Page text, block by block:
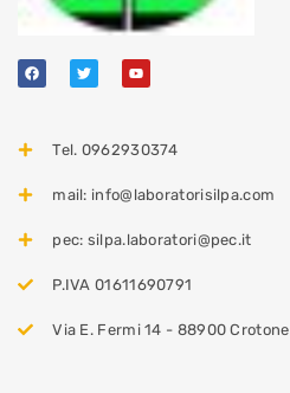
Tel. 0962930374
mail: info@laboratorisilpa.com
pec: silpa.laboratori@pec.it
P.IVA 01611690791
Via E. Fermi 14 - 88900 Crotone